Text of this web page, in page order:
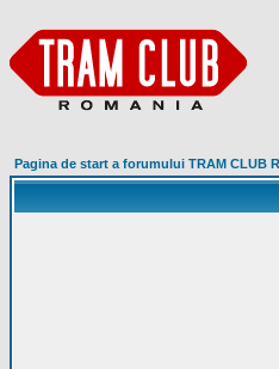
Pagina de start a forumului TRAM CLUB